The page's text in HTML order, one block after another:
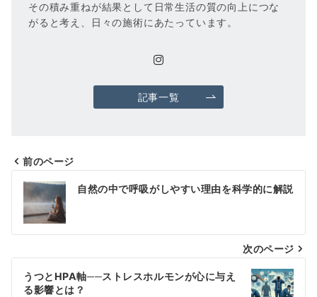
その積み重ねが結果として日常生活の質の向上につな
がると考え、日々の施術にあたっています。
記事一覧
投
稿
ナ
ビ
ゲ
前のページ
自然の中で呼吸がしやすい理由を科学的に解説
次のページ
うつとHPA軸──ストレスホルモンが心に与え
る影響とは？